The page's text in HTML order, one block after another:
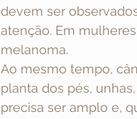
devem ser
atenção. Em
melanoma.
Ao mesmo tempo,
planta dos pés,
precisa ser amplo e,